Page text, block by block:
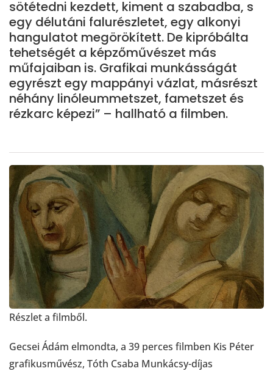
sötétedni kezdett, kiment a szabadba, s
egy délutáni falurészletet, egy alkonyi
hangulatot megörökített. De kipróbálta
tehetségét a képzőművészet más
műfajaiban is. Grafikai munkásságát
egyrészt egy mappányi vázlat, másrészt
néhány linóleummetszet, fametszet és
rézkarc képezi” – hallható a filmben.
Részlet a filmből.
Gecsei Ádám elmondta, a 39 perces filmben Kis Péter
grafikusművész, Tóth Csaba Munkácsy-díjas